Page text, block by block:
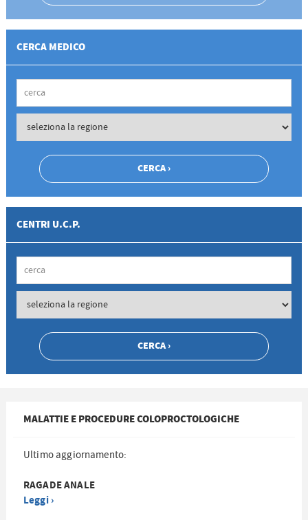
CERCA MEDICO
CENTRI U.C.P.
MALATTIE E PROCEDURE COLOPROCTOLOGICHE
Ultimo aggiornamento:
RAGADE ANALE
Leggi ›